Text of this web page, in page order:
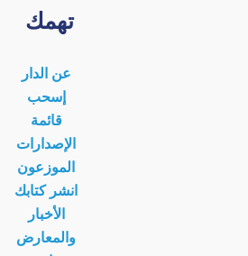
تهمك
عن الدار
إسحب
قائمة
الإصدارات
الموزعون
انشر كتابك
الأخبار
والمعارض